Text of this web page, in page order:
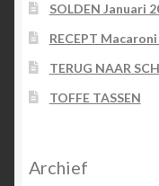
SOLDEN Januari
RECEPT
TERUG NAAR
TOFFE TASSEN
Archief